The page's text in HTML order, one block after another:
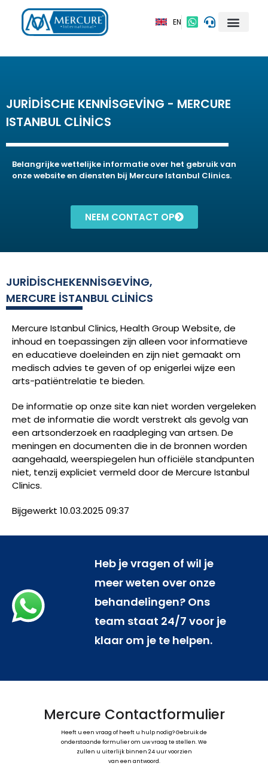
EN
JURIDISCHE KENNISGEVING - MERCURE
ISTANBUL CLINICS
Belangrijke wettelijke informatie over het gebruik van
onze website en diensten bij Mercure Istanbul Clinics.
NEEM CONTACT OP
JURIDISCHEKENNISGEVING,
MERCURE İSTANBUL CLINICS
Mercure Istanbul Clinics, Health Group Website, de
inhoud en toepassingen zijn alleen voor informatieve
en educatieve doeleinden en zijn niet gemaakt om
medisch advies te geven of op enigerlei wijze een
arts-patiëntrelatie te bieden.
De informatie op onze site kan niet worden vergeleken
met de informatie die wordt verstrekt als gevolg van
een artsonderzoek en raadpleging van artsen. De
meningen en documenten die in de bronnen worden
aangehaald, weerspiegelen hun officiële standpunten
niet, tenzij expliciet vermeld door de Mercure Istanbul
Clinics.
Bijgewerkt 10.03.2025 09:37
Heb je vragen of wil je
meer weten over onze
behandelingen? Ons
team staat 24/7 voor je
klaar om je te helpen.
Mercure Contactformulier
Heeft u een vraag of heeft u hulp nodig? Gebruik de
onderstaande formulier om uw vraag te stellen. We
zullen u uiterlijk binnen 24 uur voorzien
van een antwoord.